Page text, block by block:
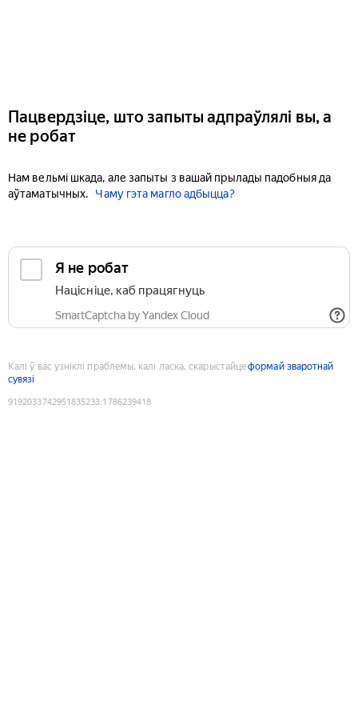
Пацвердзіце, што запыты адпраўлялі вы, а
не робат
Нам вельмі шкада, але запыты з вашай прылады падобныя да
аўтаматычных.
Чаму гэта магло адбыцца?
Я не робат
Націсніце, каб працягнуць
SmartCaptcha by Yandex Cloud
Калі ў вас узніклі праблемы, калі ласка, скарыстайцеформай зваротнай
сувязі
9192033742951835233:1786239418